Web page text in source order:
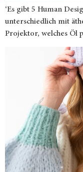
‘Es gibt 5 Human
unterschiedlich mit
Projektor, welches Öl